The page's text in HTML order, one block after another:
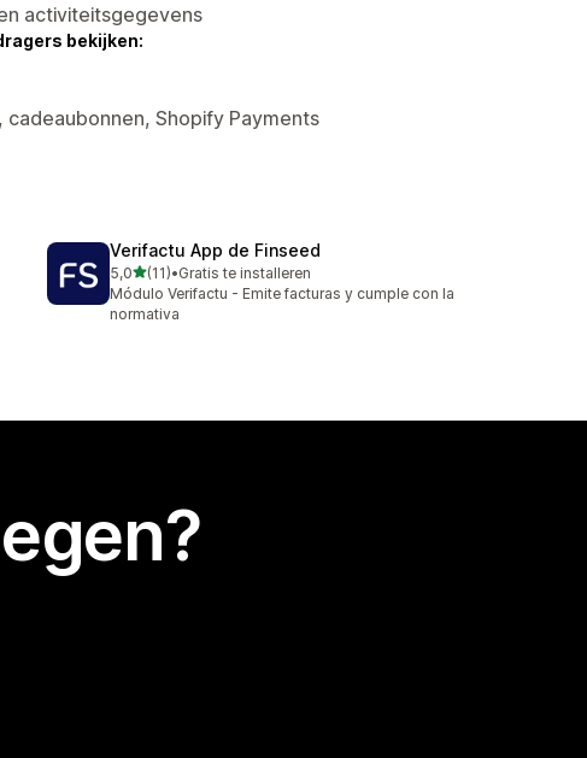
activiteitsgegevens
bekijken:
Shopify Payments
Verifactu App de Finseed
5,0van 5 sterren
(11)
11 recensies in totaal
•Gratis te installeren
Módulo Verifactu - Emite facturas y cumple con la
normativa